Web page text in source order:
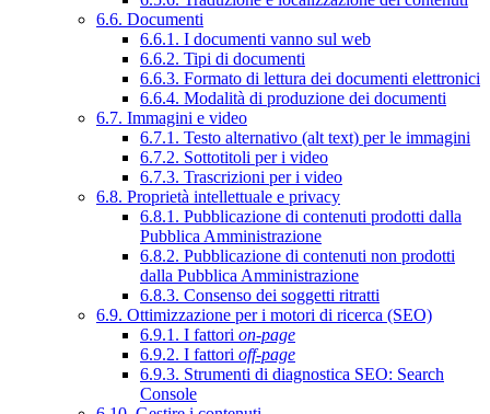
6.6. Documenti
6.6.1. I documenti vanno sul web
6.6.2. Tipi di documenti
6.6.3. Formato di lettura dei documenti elettronici
6.6.4. Modalità di produzione dei documenti
6.7. Immagini e video
6.7.1. Testo alternativo (alt text) per le immagini
6.7.2. Sottotitoli per i video
6.7.3. Trascrizioni per i video
6.8. Proprietà intellettuale e privacy
6.8.1. Pubblicazione di contenuti prodotti dalla
Pubblica Amministrazione
6.8.2. Pubblicazione di contenuti non prodotti
dalla Pubblica Amministrazione
6.8.3. Consenso dei soggetti ritratti
6.9. Ottimizzazione per i motori di ricerca (SEO)
6.9.1. I fattori on-page
6.9.2. I fattori off-page
6.9.3. Strumenti di diagnostica SEO: Search
Console